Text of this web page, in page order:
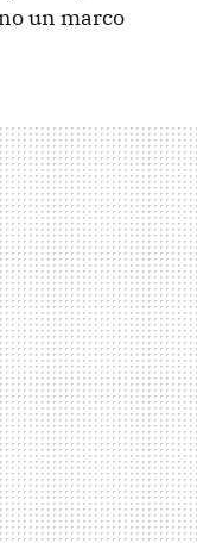
un marco